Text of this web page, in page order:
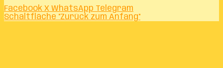
Facebook X WhatsApp Telegram
Schaltfläche "Zurück zum Anfang"